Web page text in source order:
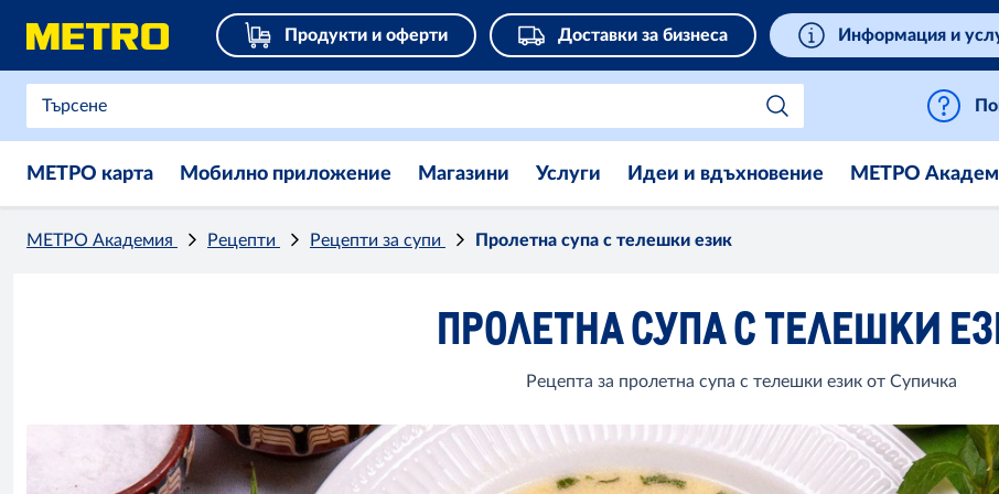
Продукти и оферти Доставки за бизнеса Информация и
МЕТРО карта Мобилно приложение Магазини Услуги Идеи и вдъхновение МЕТРО
МЕТРО Академия Рецепти Рецепти за супи Пролетна супа с телешки език
ПРОЛЕТНА СУПА С ТЕЛЕШКИ
Рецепта за пролетна супа с телешки език от Супичка